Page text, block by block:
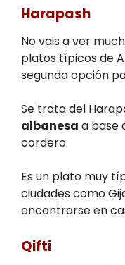
Harapash
No vais a ver
platos típicos de
segunda opción
Se trata del
albanesa a base
cordero.
Es un plato muy
ciudades como
encontrarse en
Qifti